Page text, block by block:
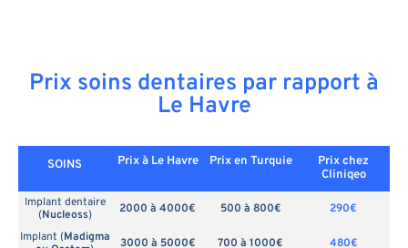
Prix soins dentaires par rapport à
Le Havre
SOINS Prix à Le Havre Prix en Turquie
Prix chez
Cliniqeo
Implant dentaire
(Nucleoss) 2000 à 4000€ 500 à 800€
290€
Implant (Madigma
3000 à 5000€ 700 à 1000€
480€